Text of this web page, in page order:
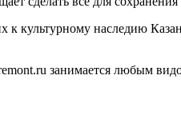
культурному наследию
занимается любым